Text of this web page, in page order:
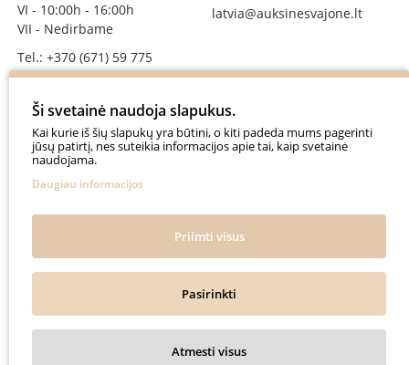
VI - 10:00h - 16:00h
VII - Nedirbame
Tel.: +370 (671) 59 775
SEKITE MUS
auksinesvajone
@auksinesvajone3600
latvia@auksinesvajone.lt
Ši svetainė naudoja slapukus.
Kai kurie iš šių slapukų yra būtini, o kiti padeda mums pagerinti
jūsų patirtį, nes suteikia informacijos apie tai, kaip svetainė
naudojama.
Daugiau informacijos
Priimti visus
Pasirinkti
Atmesti visus